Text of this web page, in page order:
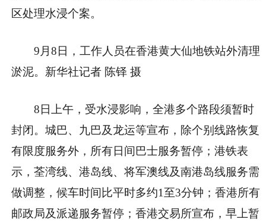
区处理水浸个案。
9月8日，工作人员在香港黄大仙地铁站外清理
淤泥。新华社记者 陈铎 摄
8日上午，受水浸影响，全港多个路段须暂时
封闭。城巴、九巴及龙运等宣布，除个别线路恢复
有限度服务外，所有日间巴士服务暂停；港铁表
示，荃湾线、港岛线、将军澳线及南港岛线服务需
做调整，候车时间比平时多约1至3分钟；香港所有
邮政局及派递服务暂停；香港交易所宣布，早上暂